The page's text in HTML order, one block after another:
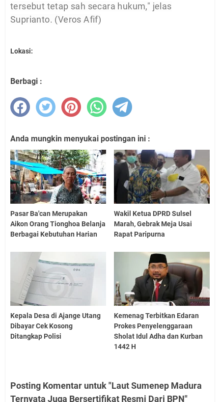
tersebut tetap sah secara hukum," jelas
Suprianto. (Veros Afif)
Lokasi:
Berbagi :
Anda mungkin menyukai postingan ini :
Pasar Ba'can Merupakan
Aikon Orang Tionghoa Belanja
Berbagai Kebutuhan Harian
Wakil Ketua DPRD Sulsel
Marah, Gebrak Meja Usai
Rapat Paripurna
Kepala Desa di Ajange Utang
Dibayar Cek Kosong
Ditangkap Polisi
Kemenag Terbitkan Edaran
Prokes Penyelenggaraan
Sholat Idul Adha dan Kurban
1442 H
Posting Komentar untuk "Laut Sumenep Madura
Ternyata Juga Bersertifikat Resmi Dari BPN"